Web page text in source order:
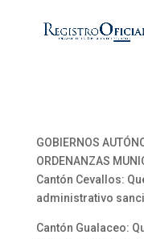
GOBIERNOS
ORDENANZAS
Cantón Cevallos:
administrativo
Cantón Gualaceo: